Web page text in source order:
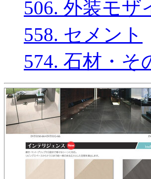
506. 外装モザ
558. セメント
574. 石材・そ